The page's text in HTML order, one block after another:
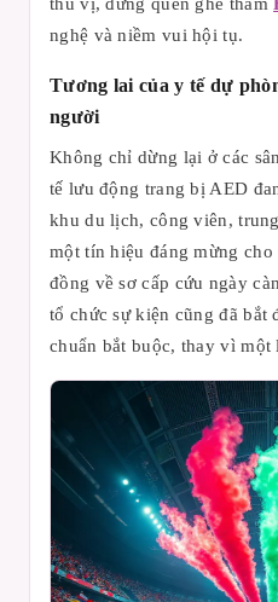
nghệ và niềm vui hội tụ.
Tương lai của y tế dự
người
Không chỉ dừng lại ở các
tế lưu động trang bị AED
khu du lịch, công viên,
một tín hiệu đáng mừng
đồng về sơ cấp cứu ngày
tổ chức sự kiện cũng đã bắt
chuẩn bắt buộc, thay vì một